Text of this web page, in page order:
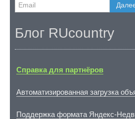
Блог RUcountry
Справка для партнёров
Автоматизированная загрузка
Поддержка формата Яндекс-